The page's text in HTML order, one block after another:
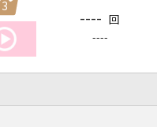
3
---- 回
----